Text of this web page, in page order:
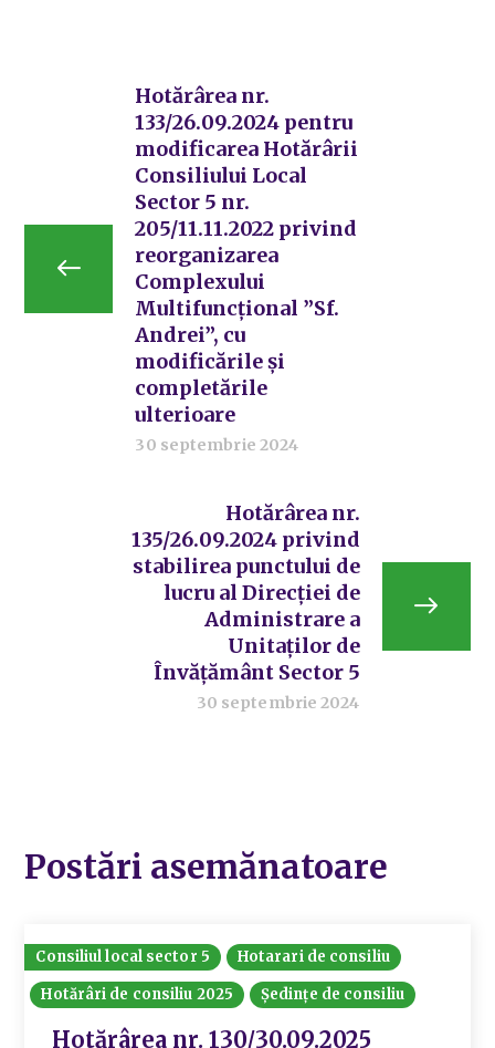
Hotărârea nr.
133/26.09.2024 pentru
modificarea Hotărârii
Consiliului Local
Sector 5 nr.
205/11.11.2022 privind
reorganizarea
Complexului
Multifuncțional ”Sf.
Andrei”, cu
modificările și
completările
ulterioare
30 septembrie 2024
Hotărârea nr.
135/26.09.2024 privind
stabilirea punctului de
lucru al Direcției de
Administrare a
Unitaților de
Învățământ Sector 5
30 septembrie 2024
Postări asemănatoare
Consiliul local sector 5
Hotarari de consiliu
Hotărâri de consiliu 2025
Ședințe de consiliu
Hotărârea nr. 130/30.09.2025